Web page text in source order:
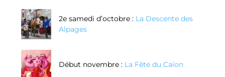
2e samedi d’octobre : La Descente des
Alpages
Début novembre : La Fête du Caïon